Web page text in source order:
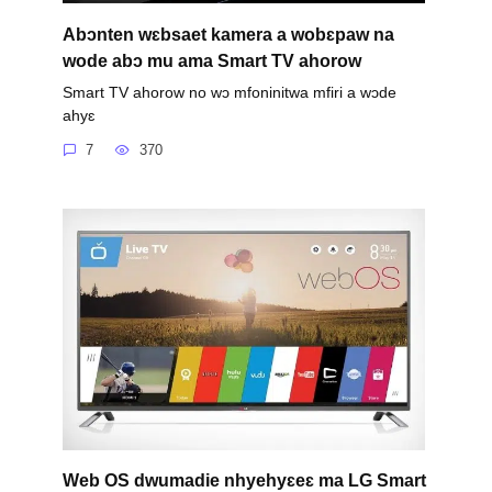
Abɔnten wɛbsaet kamera a wobɛpaw na
wode abɔ mu ama Smart TV ahorow
Smart TV ahorow no wɔ mfoninitwa mfiri a wɔde
ahyɛ
7 370
Web OS dwumadie nhyehyɛeɛ ma LG Smart